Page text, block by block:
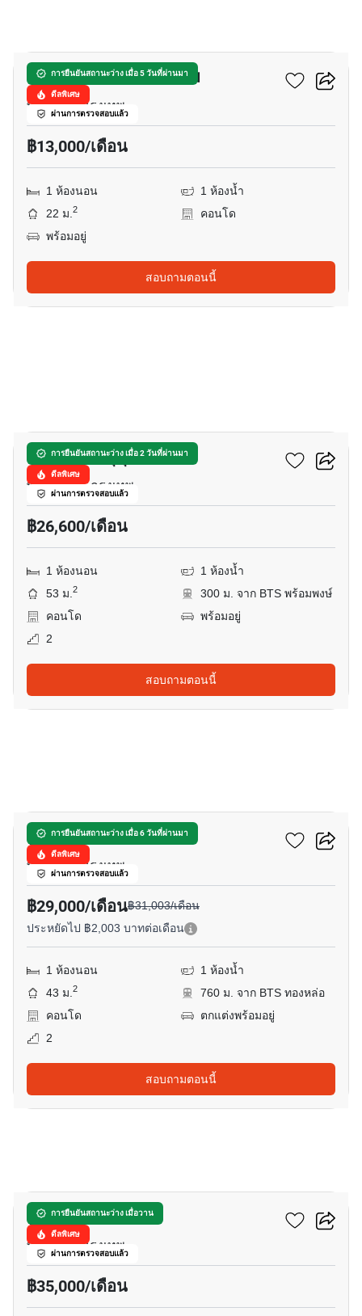
การยืนยันสถานะว่าง เมื่อ 5 วันที่ผ่านมา
ดีลพิเศษ
ผ่านการตรวจสอบแล้ว
บ้านจันทร์ คอนโดมิเนียม
ทองหล่อ, กรุงเทพ
฿13,000/เดือน
1 ห้องนอน
1 ห้องน้ำ
22 ม.2
คอนโด
พร้อมอยู่
สอบถามตอนนี้
การยืนยันสถานะว่าง เมื่อ 2 วันที่ผ่านมา
ดีลพิเศษ
ผ่านการตรวจสอบแล้ว
ลุมพินี สวีท สุขุมวิท 41
พร้อมพงษ์, กรุงเทพ
฿26,600/เดือน
1 ห้องนอน
1 ห้องน้ำ
53 ม.2
300 ม. จาก BTS พร้อมพงษ์
คอนโด
พร้อมอยู่
2
สอบถามตอนนี้
การยืนยันสถานะว่าง เมื่อ 6 วันที่ผ่านมา
ดีลพิเศษ
ผ่านการตรวจสอบแล้ว
รูเนะสุ ทองหล่อ 5
ทองหล่อ, กรุงเทพ
฿29,000/เดือน฿31,003/เดือน
ประหยัดไป ฿2,003 บาทต่อเดือน
1 ห้องนอน
1 ห้องน้ำ
43 ม.2
760 ม. จาก BTS ทองหล่อ
คอนโด
ตกแต่งพร้อมอยู่
2
สอบถามตอนนี้
การยืนยันสถานะว่าง เมื่อวาน
ดีลพิเศษ
ผ่านการตรวจสอบแล้ว
รูเนะสุ ทองหล่อ 5
ทองหล่อ, กรุงเทพ
฿35,000/เดือน